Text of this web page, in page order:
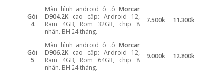
Gói
4
Màn hình android ô tô Morcar
D904.2Kcao cấp: Android 12,
Ram 4GB, Rom 32GB, chip 8
nhân. BH 24 tháng.
7.500k 11.300k
Gói
5
Màn hình android ô tô Morcar
D906.2Kcao cấp: Android 12,
Ram 4GB, Rom 64GB, chip 8
nhân. BH 24 tháng.
9.000k 12.800k